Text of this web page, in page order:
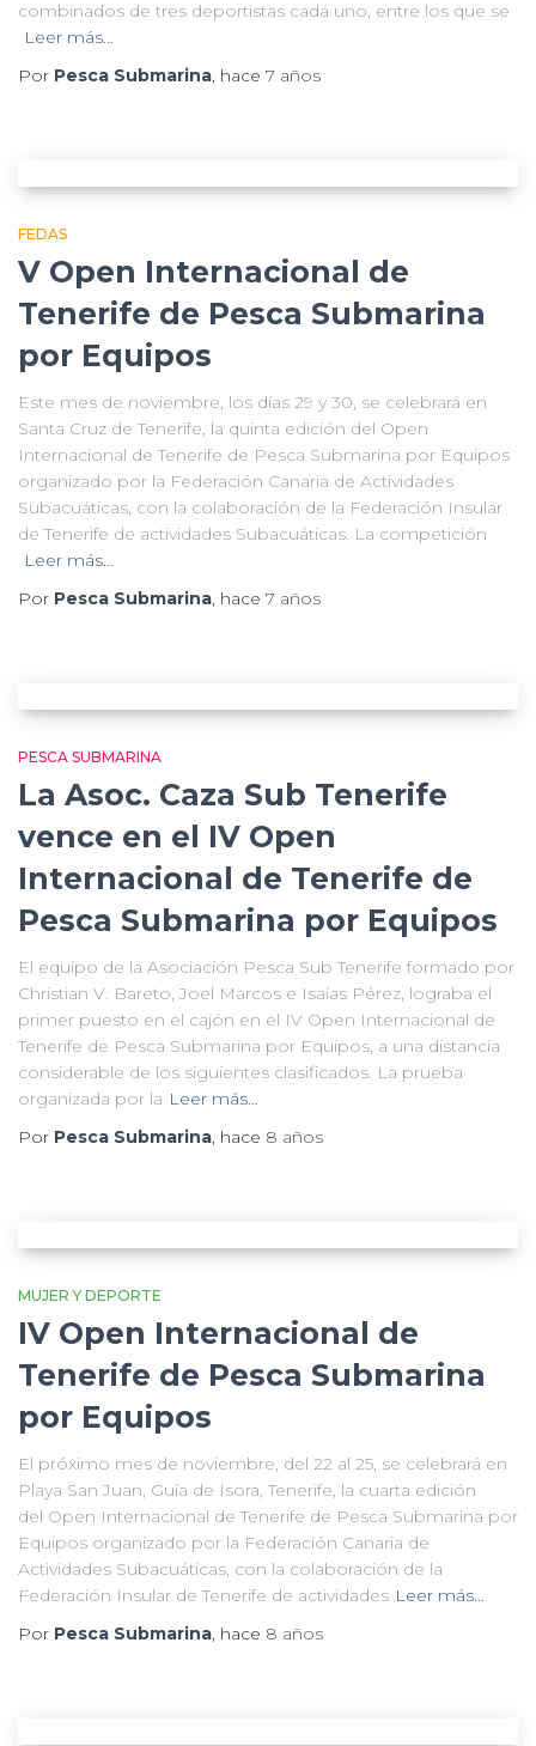
combinados de tres deportistas cada uno, entre los que se
Leer más…
Por Pesca Submarina, hace 7 años
FEDAS
V Open Internacional de
Tenerife de Pesca Submarina
por Equipos
Este mes de noviembre, los días 29 y 30, se celebrará en
Santa Cruz de Tenerife, la quinta edición del Open
Internacional de Tenerife de Pesca Submarina por Equipos
organizado por la Federación Canaria de Actividades
Subacuáticas, con la colaboración de la Federación Insular
de Tenerife de actividades Subacuáticas. La competición
Leer más…
Por Pesca Submarina, hace 7 años
PESCA SUBMARINA
La Asoc. Caza Sub Tenerife
vence en el IV Open
Internacional de Tenerife de
Pesca Submarina por Equipos
El equipo de la Asociación Pesca Sub Tenerife formado por
Christian V. Bareto, Joel Marcos e Isaías Pérez, lograba el
primer puesto en el cajón en el IV Open Internacional de
Tenerife de Pesca Submarina por Equipos, a una distancia
considerable de los siguientes clasificados. La prueba
organizada por la Leer más…
Por Pesca Submarina, hace 8 años
MUJER Y DEPORTE
IV Open Internacional de
Tenerife de Pesca Submarina
por Equipos
El próximo mes de noviembre, del 22 al 25, se celebrará en
Playa San Juan, Guía de Isora, Tenerife, la cuarta edición
del Open Internacional de Tenerife de Pesca Submarina por
Equipos organizado por la Federación Canaria de
Actividades Subacuáticas, con la colaboración de la
Federación Insular de Tenerife de actividades Leer más…
Por Pesca Submarina, hace 8 años